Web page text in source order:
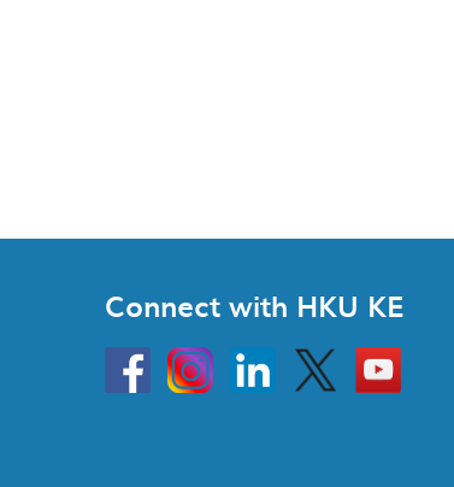
Connect with HKU KE
HKU
InstagramLinkedin Twitter
Go
to
HKU